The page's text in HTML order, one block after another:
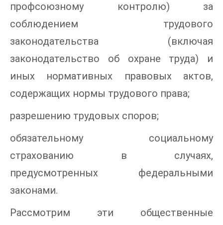
профсоюзному контролю) за
соблюдением трудового
законодательства (включая
законодательство об охране труда) и
иных нормативных правовых актов,
содержащих нормы трудового права;
разрешению трудовых споров;
обязательному социальному
страхованию в случаях,
предусмотренных федеральными
законами.
Рассмотрим эти общественные